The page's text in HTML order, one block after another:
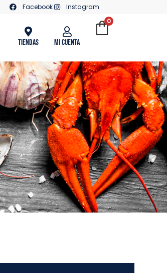
Facebook Instagram
Tiendas Mi Cuenta
0